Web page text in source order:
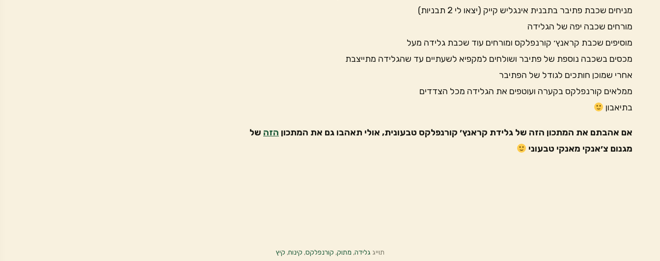
מניחים שכבת פתיבר בתבנית אינגליש קייק (יצאו לי 2 תבניות)
מורחים שכבה יפה של הגלידה
מוסיפים שכבת קראנץ׳ קורנפלקס ומורחים עוד שכבת גלידה מעל
מכסים בשכבה נוספת של פתיבר ושולחים למקפיא לשעתיים עד שהגלידה מתייצבת
אחרי שמוכן חותכים לגודל של הפתיבר
ממלאים קורנפלקס בקערה ועוטפים את הגלידה מכל הצדדים
בתיאבון
אם אהבתם את המתכון הזה של גלידת קראנץ׳ קורנפלקס טבעונית, אולי תאהבו גם את המתכון הזה של
מגנום צ׳אנקי מאנקי טבעוני
תוייג גלידה, מתוק, קורנפלקס, קינוח, קיץ